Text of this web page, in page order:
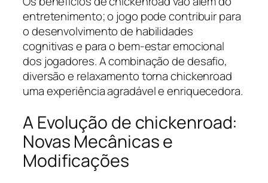
entretenimento; o jogo pode contribuir para
o desenvolvimento de habilidades
cognitivas e para o bem-estar emocional
dos jogadores. A combinação de desafio,
diversão e relaxamento torna chickenroad
uma experiência agradável e enriquecedora.
A Evolução de chickenroad:
Novas Mecânicas e
Modificações